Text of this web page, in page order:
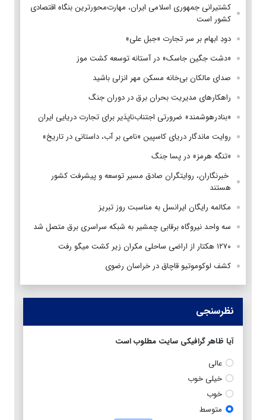
کشتیرانی جمهوری اسلامی ایران، مهارت‌محورترین بنگاه اقتصادی
کشور است
دودِ ابهام بر سر تجارت «جبل علی»
«دشت جگین جاسک» در آستانه توسعه کشت موز
صدای مالکان بی‌خانه مسکن مهر انزلی باشید
راهکارهای مدیریت بحران برق در دوران جنگ
«بنادرهوشمند» ضرورتی اجتناب‌ناپذیر برای تجارت دریایی ایران
روایت ماندگار دریای کاسپین «نامی بر آب، داستانی در تاریخ»
«تنگه هرمز» در پسا جنگ
‌ خبرنگاران، روایتگران صادق مسیر توسعه و پیشرفت کشور
هستند
مکالمه رایگان ایرانسل به مناسبت روز تبریز
سه واحد نیروگاه برقابی چمشیر به شبکه سراسری برق متصل شد
۱۲۷۰ هکتار از اراضی ساحلی مکران زیر کشت میگو رفت
کشف لوکوموتیو قاچاق در خراسان رضوی
نظرسنجی
آیا ظاهر گرافیکی سایت مطلوب است
عالی
خیلی خوب
خوب
متوسط